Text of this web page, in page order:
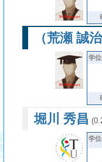
（荒瀬 誠治
学
堀川 秀昌
学